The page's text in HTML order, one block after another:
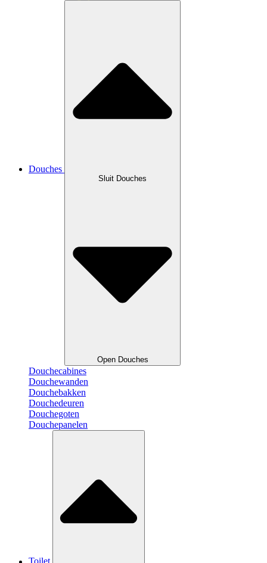
Douches
Sluit Douches
Open Douches
Douchecabines
Douchewanden
Douchebakken
Douchedeuren
Douchegoten
Douchepanelen